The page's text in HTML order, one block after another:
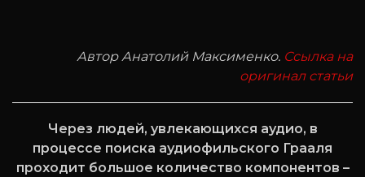
Автор Анатолий Максименко. Ссылка на
оригинал статьи
Через людей, увлекающихся аудио, в
процессе поиска аудиофильского Грааля
проходит большое количество компонентов –